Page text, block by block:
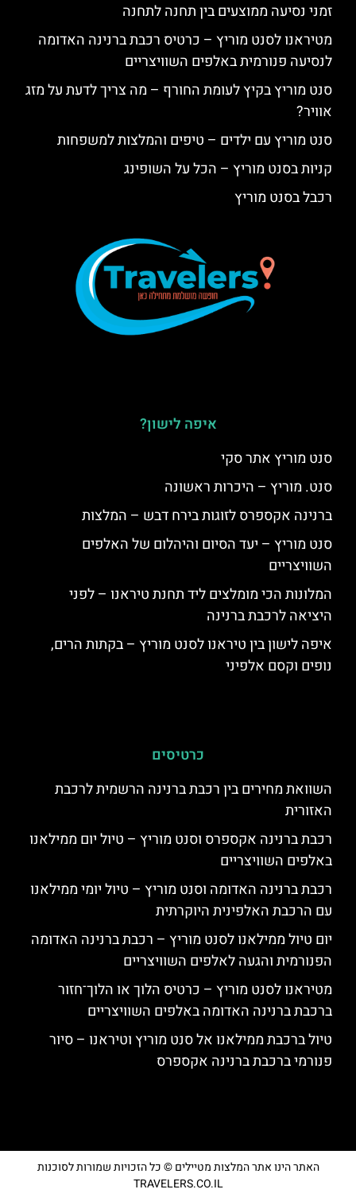
זמני נסיעה ממוצעים בין תחנה לתחנה
מטיראנו לסנט מוריץ – כרטיס רכבת ברנינה האדומה
לנסיעה פנורמית באלפים השוויצריים
סנט מוריץ בקיץ לעומת החורף – מה צריך לדעת על מזג
אוויר?
סנט מוריץ עם ילדים – טיפים והמלצות למשפחות
קניות בסנט מוריץ – הכל על השופינג
רכבל בסנט מוריץ
איפה לישון?
סנט מוריץ אתר סקי
סנט. מוריץ – היכרות ראשונה
ברנינה אקספרס לזוגות בירח דבש – המלצות
סנט מוריץ – יעד הסיום והיהלום של האלפים
השוויצריים
המלונות הכי מומלצים ליד תחנת טיראנו – לפני
היציאה לרכבת ברנינה
איפה לישון בין טיראנו לסנט מוריץ – בקתות הרים,
נופים וקסם אלפיני
כרטיסים
השוואת מחירים בין רכבת ברנינה הרשמית לרכבת
האזורית
רכבת ברנינה אקספרס וסנט מוריץ – טיול יום ממילאנו
באלפים השוויצריים
רכבת ברנינה האדומה וסנט מוריץ – טיול יומי ממילאנו
עם הרכבת האלפינית היוקרתית
יום טיול ממילאנו לסנט מוריץ – רכבת ברנינה האדומה
הפנורמית והגעה לאלפים השוויצריים
מטיראנו לסנט מוריץ – כרטיס הלוך או הלוך־חזור
ברכבת ברנינה האדומה באלפים השוויצריים
טיול ברכבת ממילאנו אל סנט מוריץ וטיראנו – סיור
פנורמי ברכבת ברנינה אקספרס
האתר הינו אתר המלצות מטיילים © כל הזכויות שמורות לסוכנות
TRAVELERS.CO.IL